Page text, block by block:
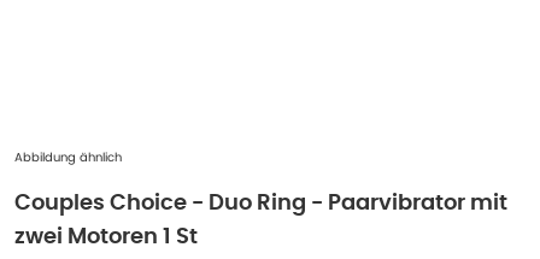
Abbildung ähnlich
Couples Choice - Duo Ring - Paarvibrator mit
zwei Motoren 1 St